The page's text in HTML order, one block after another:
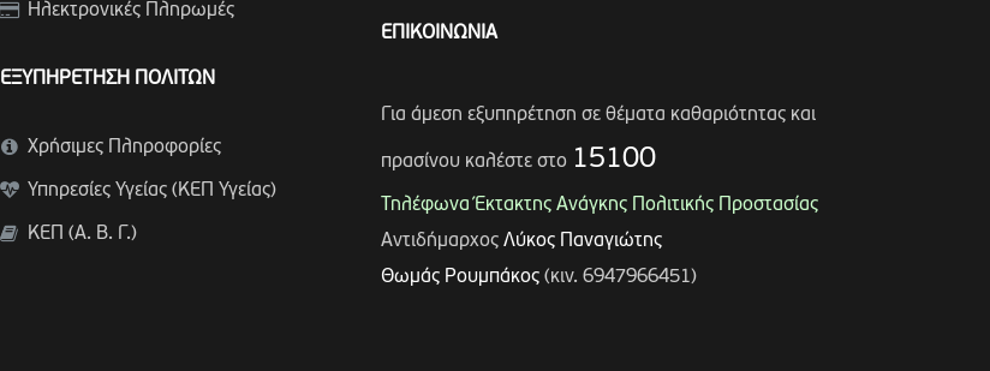
Ηλεκτρονικές Πληρωμές
ΕΞΥΠΗΡΕΤΗΣΗ ΠΟΛΙΤΩΝ
Χρήσιμες Πληροφορίες
Υπηρεσίες Υγείας (ΚΕΠ Υγείας)
ΚΕΠ (Α. Β. Γ.)
ΕΠΙΚΟΙΝΩΝΙΑ
Για άμεση εξυπηρέτηση σε θέματα καθαριότητας και
πρασίνου καλέστε στο 15100
Τηλέφωνα Έκτακτης Ανάγκης Πολιτικής Προστασίας
Αντιδήμαρχος Λύκος Παναγιώτης
Θωμάς Ρουμπάκος(κιν. 6947966451)